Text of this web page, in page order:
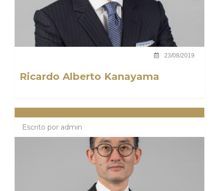
23/08/2019
Ricardo Alberto Kanayama
Escrito por admin